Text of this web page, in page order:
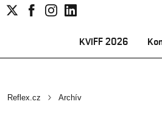
KVIFF 2026
Reflex.cz Archív